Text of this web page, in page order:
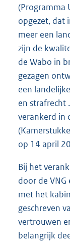
(Programma
opgezet, dat
meer een
zijn de
de Wabo in
gezagen
een
en strafrecht
verankerd in
op 14 april
Bij het
door de
met het
geschreven
vertrouwen
belangrijk